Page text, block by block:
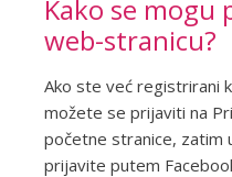
Kako se mogu
web-stranicu?
Ako ste već registrirani
možete se prijaviti na
početne stranice, zatim
prijavite putem